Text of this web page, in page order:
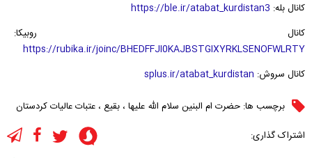
کانال بله: https://ble.ir/atabat_kurdistan3
کانال روبیکا:
https://rubika.ir/joinc/BHEDFFJI0KAJBSTGIXYRKLSENOFWLRTY
کانال سروش: splus.ir/atabat_kurdistan
برچسب ها: حضرت ام البنین سلام الله علیها ، بقیع ، عتبات عالیات کردستان
اشتراک گذاری: